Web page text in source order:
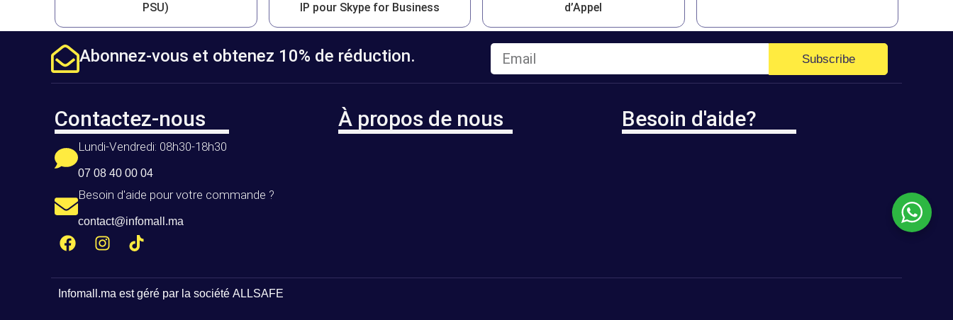
PSU)
IP pour Skype for Business
d’Appel
Abonnez-vous et obtenez 10% de réduction. Subscribe
Contactez-nous
Lundi-Vendredi: 08h30-18h30
07 08 40 00 04
Besoin d'aide pour votre commande ?
contact@infomall.ma
À propos de nous Besoin d'aide?
Infomall.ma est géré par la société ALLSAFE